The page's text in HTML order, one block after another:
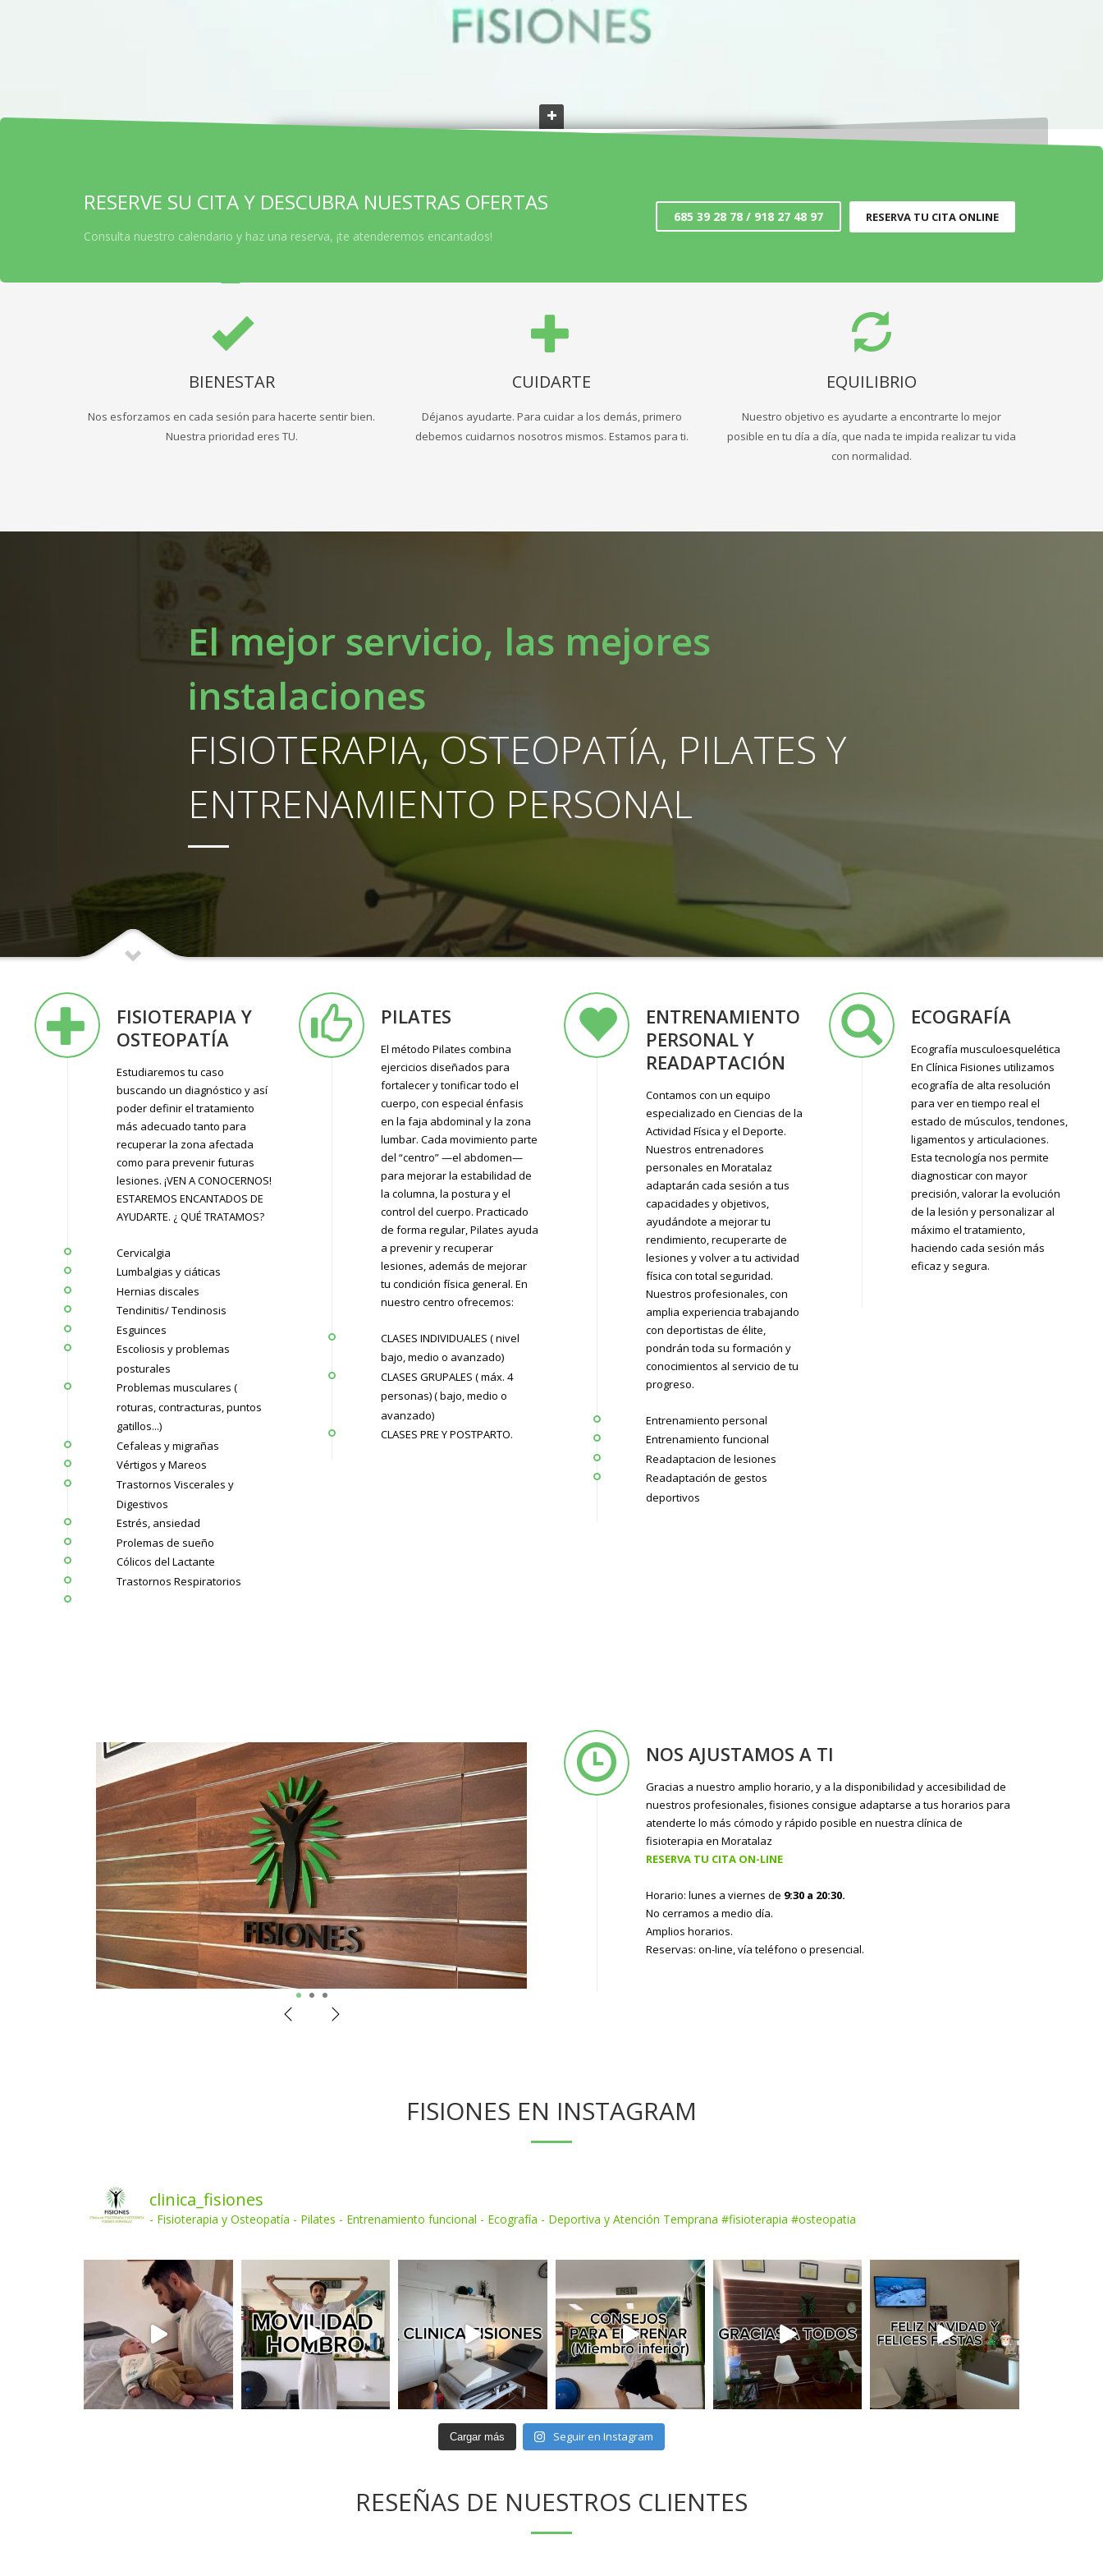
RESERVE SU CITA Y DESCUBRA NUESTRAS OFERTAS
Consulta nuestro calendario y haz una reserva, ¡te atenderemos encantados!
685 39 28 78 / 918 27 48 97 RESERVA TU CITA ONLINE
BIENESTAR
Nos esforzamos en cada sesión para hacerte sentir bien.
Nuestra prioridad eres TU.
CUIDARTE
Déjanos ayudarte. Para cuidar a los demás, primero
debemos cuidarnos nosotros mismos. Estamos para ti.
EQUILIBRIO
Nuestro objetivo es ayudarte a encontrarte lo mejor
posible en tu día a día, que nada te impida realizar tu vida
con normalidad.
El mejor servicio, las mejores
instalaciones
FISIOTERAPIA, OSTEOPATÍA, PILATES Y
ENTRENAMIENTO PERSONAL
FISIOTERAPIA Y
OSTEOPATÍA
Estudiaremos tu caso
buscando un diagnóstico y así
poder definir el tratamiento
más adecuado tanto para
recuperar la zona afectada
como para prevenir futuras
lesiones. ¡VEN A CONOCERNOS!
ESTAREMOS ENCANTADOS DE
AYUDARTE. ¿ QUÉ TRATAMOS?
Cervicalgia
Lumbalgias y ciáticas
Hernias discales
Tendinitis/ Tendinosis
Esguinces
Escoliosis y problemas
posturales
Problemas musculares (
roturas, contracturas, puntos
gatillos...)
Cefaleas y migrañas
Vértigos y Mareos
Trastornos Viscerales y
Digestivos
Estrés, ansiedad
Prolemas de sueño
Cólicos del Lactante
Trastornos Respiratorios
PILATES
El método Pilates combina
ejercicios diseñados para
fortalecer y tonificar todo el
cuerpo, con especial énfasis
en la faja abdominal y la zona
lumbar. Cada movimiento parte
del “centro” —el abdomen—
para mejorar la estabilidad de
la columna, la postura y el
control del cuerpo. Practicado
de forma regular, Pilates ayuda
a prevenir y recuperar
lesiones, además de mejorar
tu condición física general. En
nuestro centro ofrecemos:
CLASES INDIVIDUALES ( nivel
bajo, medio o avanzado)
CLASES GRUPALES ( máx. 4
personas) ( bajo, medio o
avanzado)
CLASES PRE Y POSTPARTO.
ENTRENAMIENTO
PERSONAL Y
READAPTACIÓN
Contamos con un equipo
especializado en Ciencias de la
Actividad Física y el Deporte.
Nuestros entrenadores
personales en Moratalaz
adaptarán cada sesión a tus
capacidades y objetivos,
ayudándote a mejorar tu
rendimiento, recuperarte de
lesiones y volver a tu actividad
física con total seguridad.
Nuestros profesionales, con
amplia experiencia trabajando
con deportistas de élite,
pondrán toda su formación y
conocimientos al servicio de tu
progreso.
Entrenamiento personal
Entrenamiento funcional
Readaptacion de lesiones
Readaptación de gestos
deportivos
ECOGRAFÍA
Ecografía musculoesquelética
En Clínica Fisiones utilizamos
ecografía de alta resolución
para ver en tiempo real el
estado de músculos, tendones,
ligamentos y articulaciones.
Esta tecnología nos permite
diagnosticar con mayor
precisión, valorar la evolución
de la lesión y personalizar al
máximo el tratamiento,
haciendo cada sesión más
eficaz y segura.
1 2
NOS AJUSTAMOS A TI
Gracias a nuestro amplio horario, y a la disponibilidad y accesibilidad de
nuestros profesionales, fisiones consigue adaptarse a tus horarios para
atenderte lo más cómodo y rápido posible en nuestra clínica de
fisioterapia en Moratalaz
RESERVA TU CITA ON-LINE
Horario: lunes a viernes de 9:30 a 20:30.
No cerramos a medio día.
Amplios horarios.
Reservas: on-line, vía teléfono o presencial.
FISIONES EN INSTAGRAM
clinica_fisiones
- Fisioterapia y Osteopatía - Pilates - Entrenamiento funcional - Ecografía - Deportiva y Atención Temprana #fisioterapia #osteopatia
Cargar más Seguir en Instagram
RESEÑAS DE NUESTROS CLIENTES